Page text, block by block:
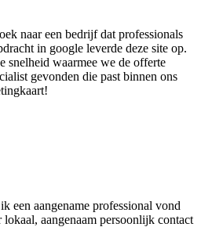
naar een bedrijf dat professionals
in google leverde deze site op.
snelheid waarmee we de offerte
gevonden die past binnen ons
een aangename professional vond
aangenaam persoonlijk contact